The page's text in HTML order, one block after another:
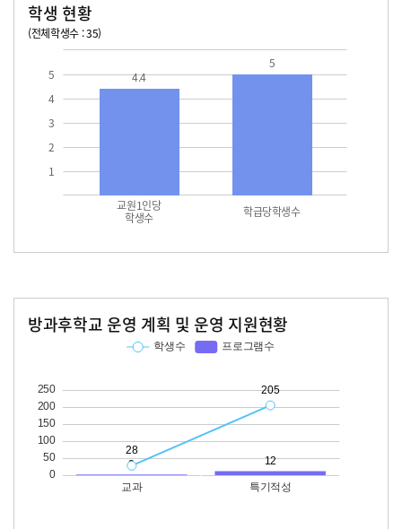
학생 현황
(전체학생수 : 35)
1
2
3
4
5
교원1인당
학생수 학급당학생수
4.4
5
방과후학교 운영 계획 및 운영 지원현황